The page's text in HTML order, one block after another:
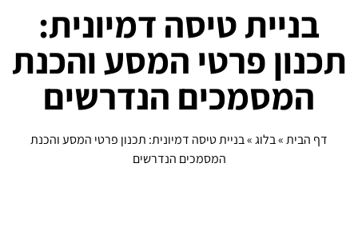
בניית טיסה דמיונית:
תכנון פרטי המסע והכנת
המסמכים הנדרשים
דף הבית»בלוג»בניית טיסה דמיונית: תכנון פרטי המסע והכנת
המסמכים הנדרשים